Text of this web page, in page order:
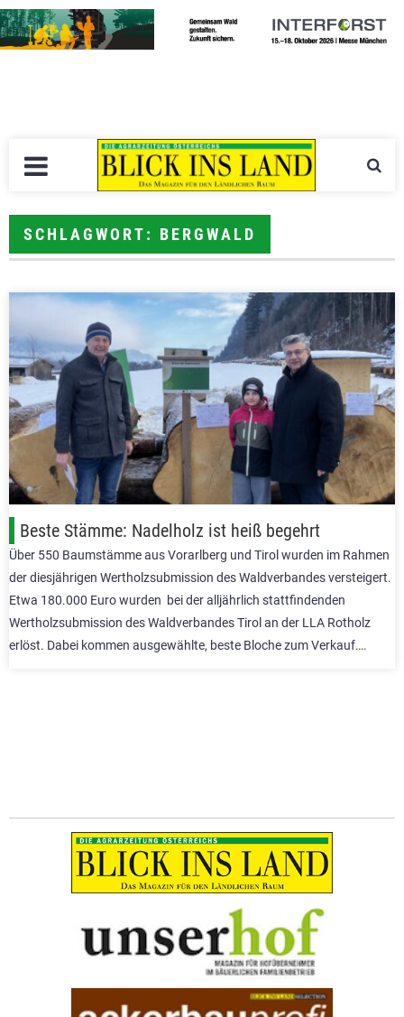
SCHLAGWORT: BERGWALD
Beste Stämme: Nadelholz ist heiß begehrt
Über 550 Baumstämme aus Vorarlberg und Tirol wurden im Rahmen
der diesjährigen Wertholzsubmission des Waldverbandes versteigert.
Etwa 180.000 Euro wurden bei der alljährlich stattfindenden
Wertholzsubmission des Waldverbandes Tirol an der LLA Rotholz
erlöst. Dabei kommen ausgewählte, beste Bloche zum Verkauf….